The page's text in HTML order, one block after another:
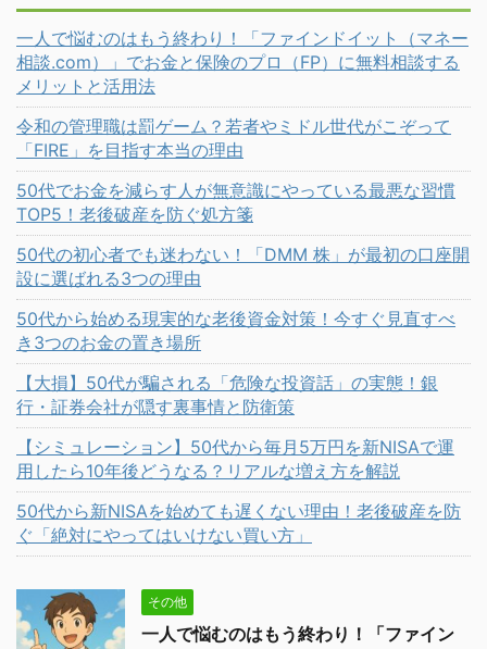
一人で悩むのはもう終わり！「ファインドイット（マネー
相談.com）」でお金と保険のプロ（FP）に無料相談する
メリットと活用法
令和の管理職は罰ゲーム？若者やミドル世代がこぞって
「FIRE」を目指す本当の理由
50代でお金を減らす人が無意識にやっている最悪な習慣
TOP5！老後破産を防ぐ処方箋
50代の初心者でも迷わない！「DMM 株」が最初の口座開
設に選ばれる3つの理由
50代から始める現実的な老後資金対策！今すぐ見直すべ
き3つのお金の置き場所
【大損】50代が騙される「危険な投資話」の実態！銀
行・証券会社が隠す裏事情と防衛策
【シミュレーション】50代から毎月5万円を新NISAで運
用したら10年後どうなる？リアルな増え方を解説
50代から新NISAを始めても遅くない理由！老後破産を防
ぐ「絶対にやってはいけない買い方」
その他
一人で悩むのはもう終わり！「ファイン